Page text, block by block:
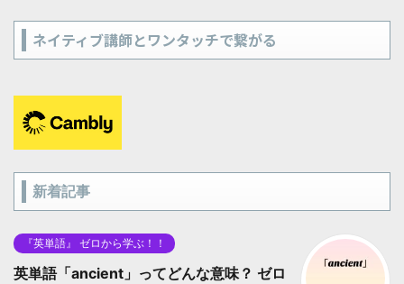
ネイティブ講師とワンタッチで繋がる
新着記事
『英単語』 ゼロから学ぶ！！
英単語「ancient」ってどんな意味？ ゼロ